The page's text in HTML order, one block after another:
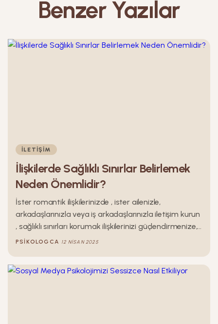
Benzer Yazılar
İLETIŞIM
İlişkilerde Sağlıklı Sınırlar Belirlemek
Neden Önemlidir?
İster romantik ilişkilerinizde , ister ailenizle,
arkadaşlarınızla veya iş arkadaşlarınızla iletişim kurun
, sağlıklı sınırları korumak ilişkilerinizi güçlendirmenize,
sağlıksız bağlardan kaçınmanıza ve öz saygınızı
PSIKOLOGCA 12 NISAN 2025